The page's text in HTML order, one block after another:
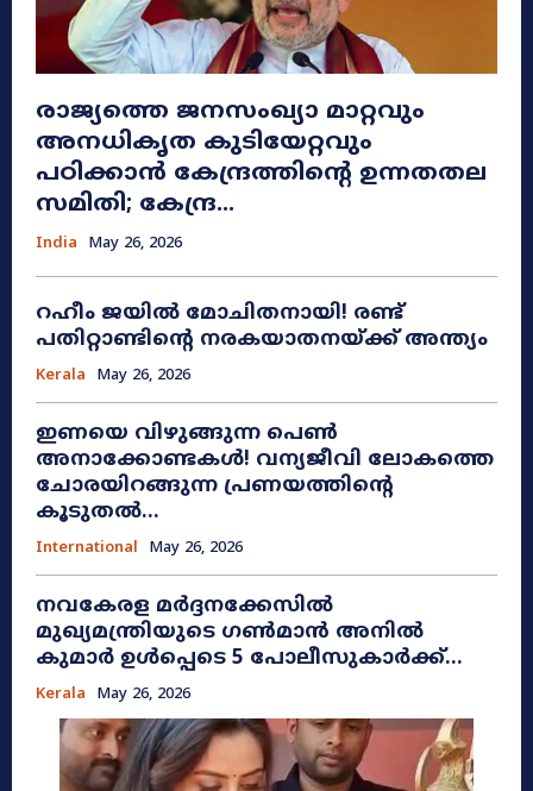
രാജ്യത്തെ ജനസംഖ്യാ മാറ്റവും
അനധികൃത കുടിയേറ്റവും
പഠിക്കാൻ കേന്ദ്രത്തിന്റെ ഉന്നതതല
സമിതി; കേന്ദ്ര...
India May 26, 2026
റഹീം ജയിൽ മോചിതനായി! രണ്ട്
പതിറ്റാണ്ടിന്റെ നരകയാതനയ്ക്ക് അന്ത്യം
Kerala May 26, 2026
ഇണയെ വിഴുങ്ങുന്ന പെൺ
അനാക്കോണ്ടകൾ! വന്യജീവി ലോകത്തെ
ചോരയിറങ്ങുന്ന പ്രണയത്തിന്റെ
കൂടുതൽ...
International May 26, 2026
നവകേരള മർദ്ദനക്കേസിൽ
മുഖ്യമന്ത്രിയുടെ ഗൺമാൻ അനിൽ
കുമാർ ഉൾപ്പെടെ 5 പോലീസുകാർക്ക്...
Kerala May 26, 2026